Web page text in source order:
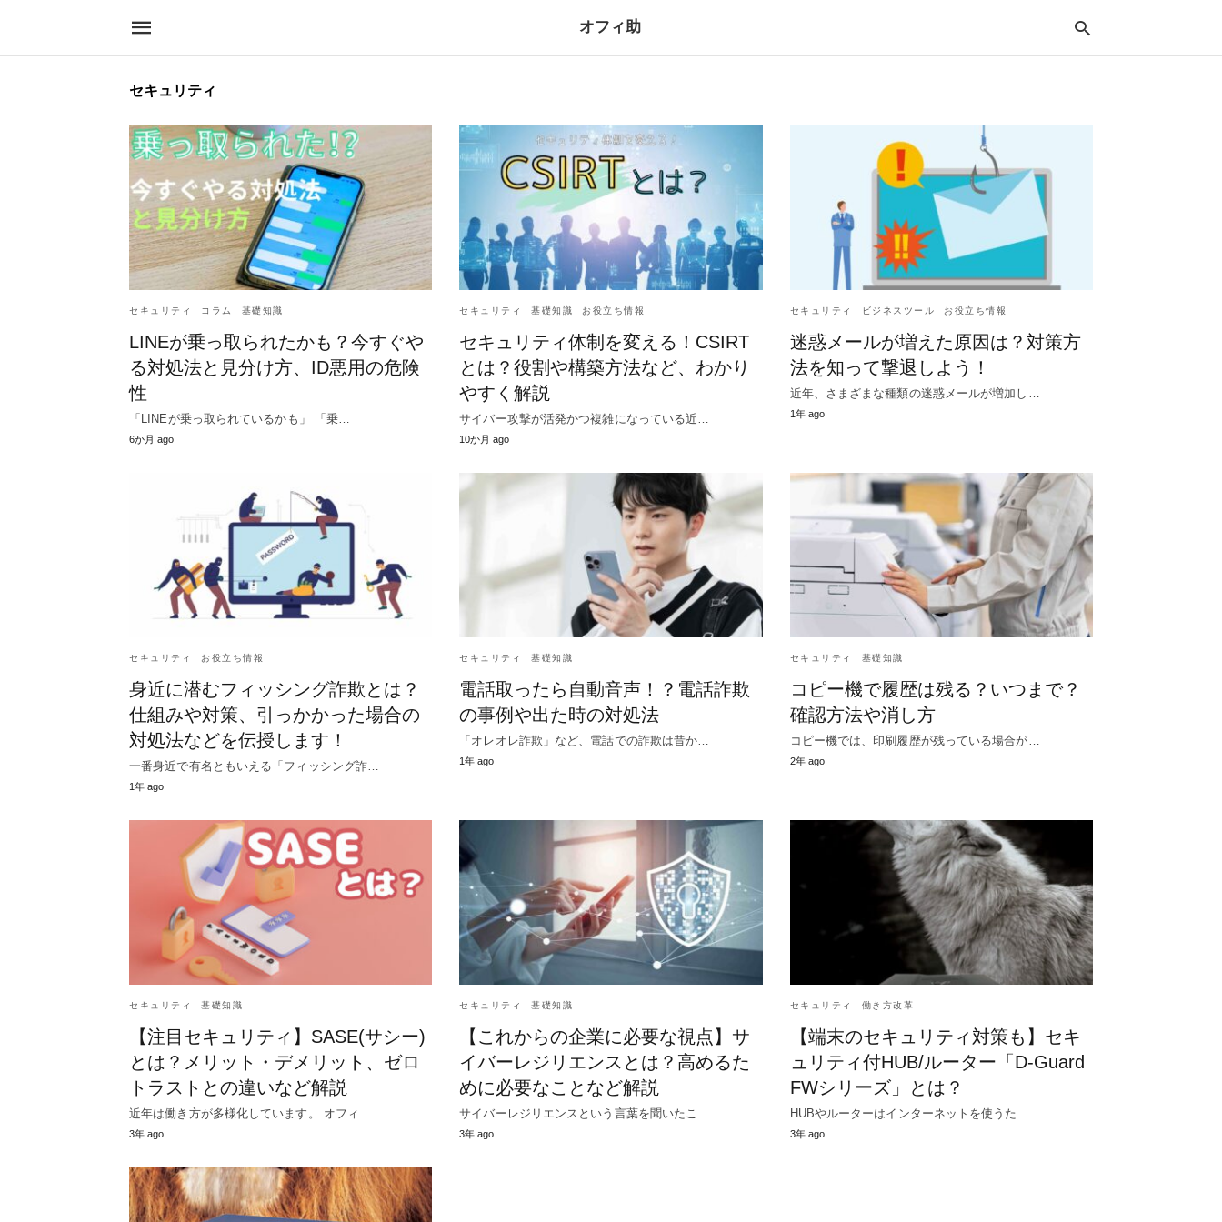
オフィ助
セキュリティ
セキュリティ コラム 基礎知識
LINEが乗っ取られたかも？今すぐや
る対処法と見分け方、ID悪用の危険
性
「LINEが乗っ取られているかも」 「乗…
6か月 ago
セキュリティ 基礎知識 お役立ち情報
セキュリティ体制を変える！CSIRT
とは？役割や構築方法など、わかり
やすく解説
サイバー攻撃が活発かつ複雑になっている近…
10か月 ago
セキュリティ ビジネスツール お役立ち情報
迷惑メールが増えた原因は？対策方
法を知って撃退しよう！
近年、さまざまな種類の迷惑メールが増加し…
1年 ago
セキュリティ お役立ち情報
身近に潜むフィッシング詐欺とは？
仕組みや対策、引っかかった場合の
対処法などを伝授します！
一番身近で有名ともいえる「フィッシング詐…
1年 ago
セキュリティ 基礎知識
電話取ったら自動音声！？電話詐欺
の事例や出た時の対処法
「オレオレ詐欺」など、電話での詐欺は昔か…
1年 ago
セキュリティ 基礎知識
コピー機で履歴は残る？いつまで？
確認方法や消し方
コピー機では、印刷履歴が残っている場合が…
2年 ago
セキュリティ 基礎知識
【注目セキュリティ】SASE(サシー)
とは？メリット・デメリット、ゼロ
トラストとの違いなど解説
近年は働き方が多様化しています。 オフィ…
3年 ago
セキュリティ 基礎知識
【これからの企業に必要な視点】サ
イバーレジリエンスとは？高めるた
めに必要なことなど解説
サイバーレジリエンスという言葉を聞いたこ…
3年 ago
セキュリティ 働き方改革
【端末のセキュリティ対策も】セキ
ュリティ付HUB/ルーター「D-Guard
FWシリーズ」とは？
HUBやルーターはインターネットを使うた…
3年 ago